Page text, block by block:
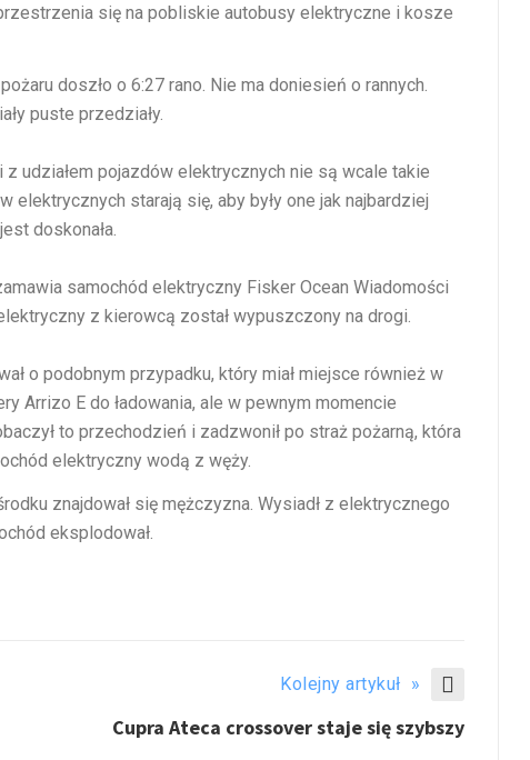
się na pobliskie autobusy elektryczne i kosze
doszło o 6:27 rano. Nie ma doniesień o rannych.
puste przedziały.
udziałem pojazdów elektrycznych nie są wcale takie
elektrycznych starają się, aby były one jak najbardziej
doskonała.
samochód elektryczny Fisker Ocean Wiadomości
z kierowcą został wypuszczony na drogi.
o podobnym przypadku, który miał miejsce również w
Arrizo E do ładowania, ale w pewnym momencie
to przechodzień i zadzwonił po straż pożarną, która
elektryczny wodą z węży.
znajdował się mężczyzna. Wysiadł z elektrycznego
eksplodował.
Kolejny artykuł »
Cupra Ateca crossover staje się szybszy